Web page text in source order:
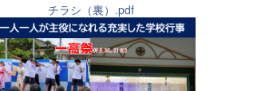
チラシ（裏）.pdf